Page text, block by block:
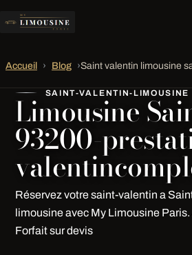
Accueil › Blog ›Saint valentin limousine
SAINT-VALENTIN-LIMOUSINE
Limousine
93200-
Réservez votre saint-valentin a
limousine avec My Limousine Paris.
Forfait sur devis